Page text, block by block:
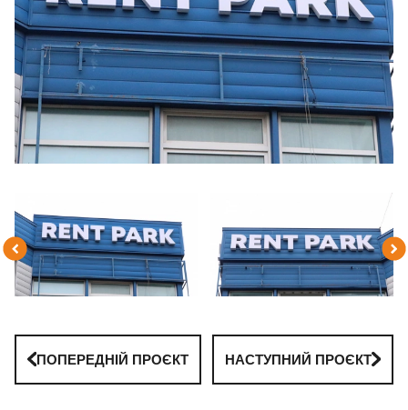
ПОПЕРЕДНІЙ ПРОЄКТ НАСТУПНИЙ ПРОЄКТ